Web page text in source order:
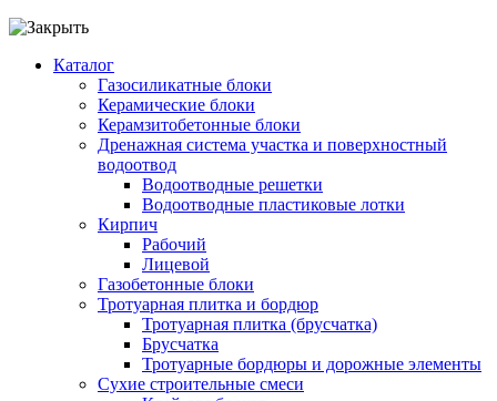
Каталог
Газосиликатные блоки
Керамические блоки
Керамзитобетонные блоки
Дренажная система участка и поверхностный
водоотвод
Водоотводные решетки
Водоотводные пластиковые лотки
Кирпич
Рабочий
Лицевой
Газобетонные блоки
Тротуарная плитка и бордюр
Тротуарная плитка (брусчатка)
Брусчатка
Тротуарные бордюры и дорожные элементы
Сухие строительные смеси